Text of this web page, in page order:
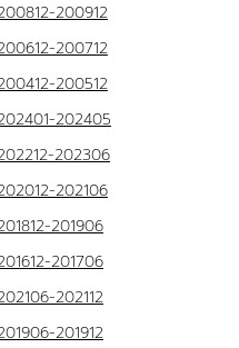
200912
200712
200512
202405
202306
202106
201906
201706
202112
201912